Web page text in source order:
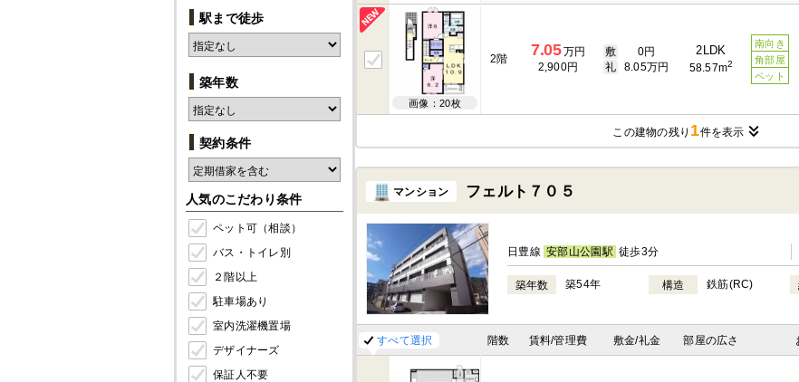
駅まで徒歩
築年数
契約条件
人気のこだわり条件
ペット可（相談）
バス・トイレ別
２階以上
駐車場あり
室内洗濯機置場
デザイナーズ
保証人不要
画像：20枚
2階 7.05万円
2,900円
敷
0円
礼
8.05万円
2LDK
58.57m2
南向き
角部屋
ペット
この建物の残り 1件を表示
マンション フェルト７０５
日豊線 安部山公園駅 徒歩3分
築年数 築54年 構造 鉄筋(RC)
すべて選択 階数 賃料/管理費 敷金/礼金 部屋の広さ